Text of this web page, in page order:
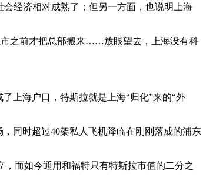
经济相对成熟了；但另一方面，也说明上海
市之前才把总部搬来……放眼望去，上海没有科
上海户口，特斯拉就是上海“归化”来的“外
同时超过40架私人飞机降临在刚刚落成的浦东
而如今通用和福特只有特斯拉市值的二分之